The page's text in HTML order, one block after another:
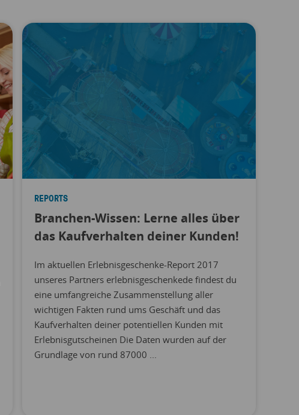
REPORTS
Branchen-Wissen: Lerne alles über
das Kaufverhalten deiner Kunden!
Im aktuellen Erlebnisgeschenke-Report 2017
unseres Partners erlebnisgeschenkede findest du
eine umfangreiche Zusammenstellung aller
wichtigen Fakten rund ums Geschäft und das
Kaufverhalten deiner potentiellen Kunden mit
Erlebnisgutscheinen Die Daten wurden auf der
Grundlage von rund 87000 ...